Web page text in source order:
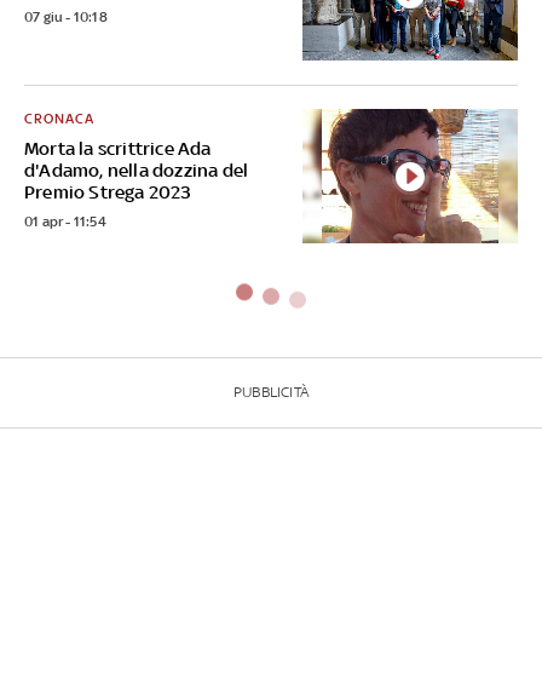
07 giu - 10:18
Morta la scrittrice Ada
d'Adamo, nella dozzina del
Premio Strega 2023
CRONACA
01 apr - 11:54
PUBBLICITÀ